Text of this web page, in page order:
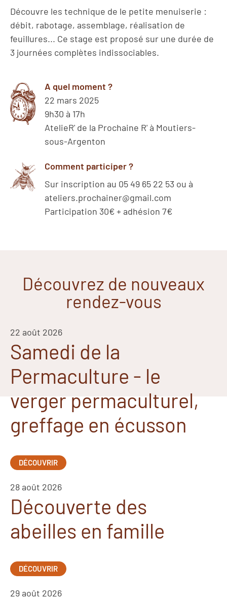
Découvre les technique de le petite menuiserie :
débit, rabotage, assemblage, réalisation de
feuillures... Ce stage est proposé sur une durée de
3 journées complètes indissociables.
A quel moment ?
22 mars 2025
9h30 à 17h
AtelieR' de la Prochaine R' à Moutiers-
sous-Argenton
Comment participer ?
Sur inscription au 05 49 65 22 53 ou à
ateliers.prochainer@gmail.com
Participation 30€ + adhésion 7€
Découvrez de nouveaux
rendez-vous
22 août 2026
Samedi de la
Permaculture - le
verger permaculturel,
greffage en écusson
DÉCOUVRIR
28 août 2026
Découverte des
abeilles en famille
DÉCOUVRIR
29 août 2026